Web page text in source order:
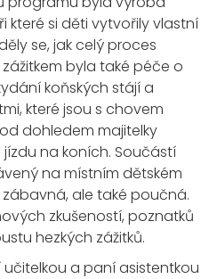
které si děti vytvořily vlastní
se, jak celý proces
byla také péče o
koňských stájí a
které jsou s chovem
dohledem majitelky
na koních. Součástí
na místním dětském
zábavná, ale také poučná.
zkušeností, poznatků
hezkých zážitků.
učitelkou a paní asistentkou